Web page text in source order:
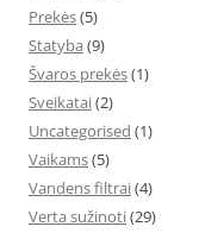
Prekės(5)
Statyba (9)
Švaros prekės(1)
Sveikatai(2)
Uncategorised (1)
Vaikams(5)
Vandens filtrai(4)
Verta sužinoti(29)